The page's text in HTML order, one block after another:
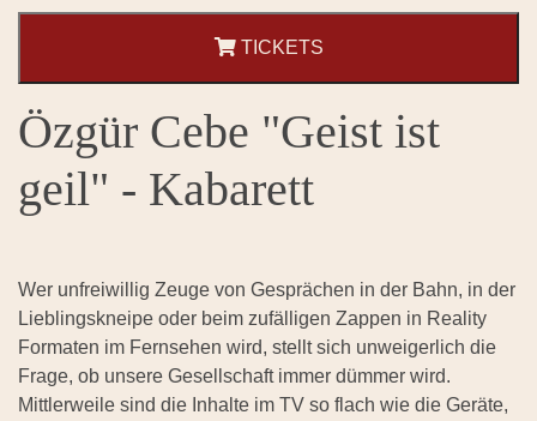
TICKETS
Özgür Cebe "Geist ist
geil" - Kabarett
Wer unfreiwillig Zeuge von Gesprächen in der Bahn, in der
Lieblingskneipe oder beim zufälligen Zappen in Reality
Formaten im Fernsehen wird, stellt sich unweigerlich die
Frage, ob unsere Gesellschaft immer dümmer wird.
Mittlerweile sind die Inhalte im TV so flach wie die Geräte,